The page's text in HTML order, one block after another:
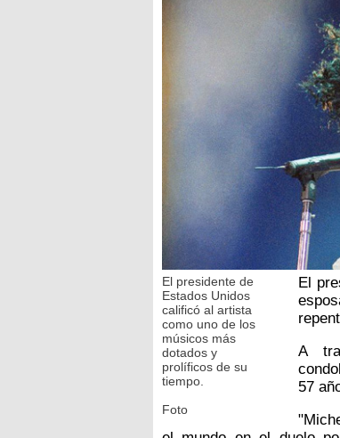
El presidente de
Estados Unidos
calificó al artista
como uno de los
músicos más
dotados y
prolíficos de su
tiempo.
Foto
El
A
57